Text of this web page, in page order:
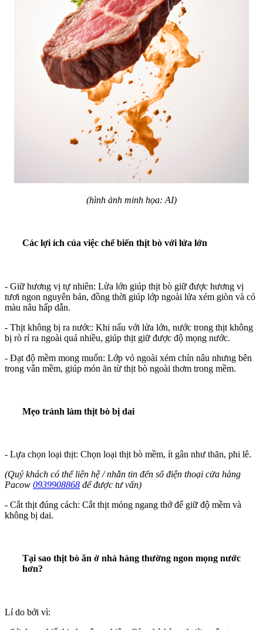
(hình ảnh minh họa: AI)
Các lợi ích của việc chế biến thịt bò với lửa lớn
- Giữ hương vị tự nhiên: Lửa lớn giúp thịt bò giữ được hương vị
tươi ngon nguyên bản, đồng thời giúp lớp ngoài lửa xém giòn và có
màu nâu hấp dẫn.
- Thịt không bị ra nước: Khi nấu với lửa lớn, nước trong thịt không
bị rò rỉ ra ngoài quá nhiều, giúp thịt giữ được độ mọng nước.
- Đạt độ mềm mong muốn: Lớp vỏ ngoài xém chín nâu nhưng bên
trong vẫn mềm, giúp món ăn từ thịt bò ngoài thơm trong mềm.
Mẹo tránh làm thịt bò bị dai
- Lựa chọn loại thịt: Chọn loại thịt bò mềm, ít gân như thăn, phi lê.
(Quý khách có thể liên hệ / nhắn tin đến số điện thoại cửa hàng
Pacow 0939908868 để được tư vấn)
- Cắt thịt đúng cách: Cắt thịt mỏng ngang thớ để giữ độ mềm và
không bị dai.
Tại sao thịt bò ăn ở nhà hàng thường ngon mọng nước
hơn?
Lí do bởi vì: